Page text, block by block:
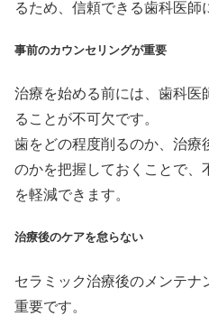
るため、信頼できる歯科医師
事前のカウンセリングが重要
治療を始める前には、歯科医
ることが不可欠です。
歯をどの程度削るのか、治療
のかを把握しておくことで、
を軽減できます。
治療後のケアを怠らない
セラミック治療後のメンテナ
重要です。